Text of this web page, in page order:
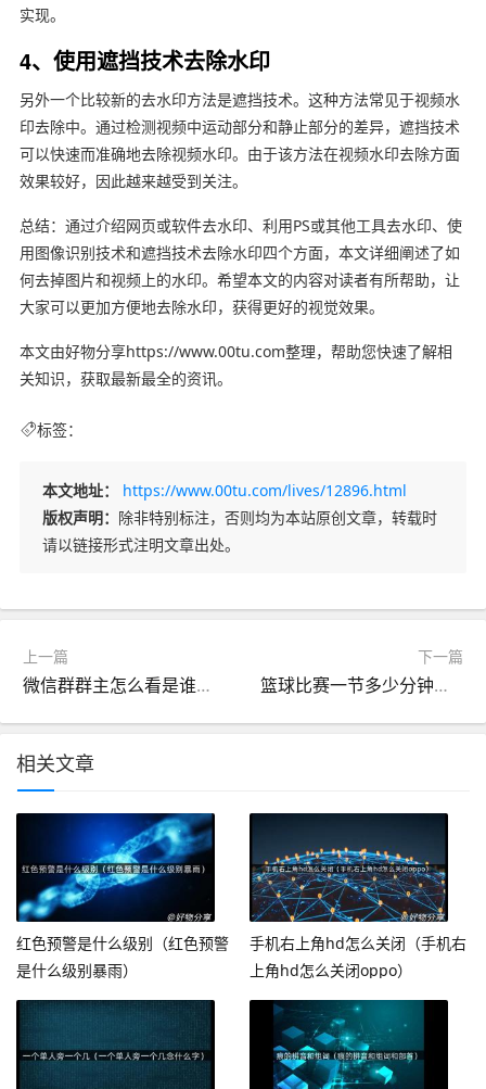
实现。
4、使用遮挡技术去除水印
另外一个比较新的去水印方法是遮挡技术。这种方法常见于视频水
印去除中。通过检测视频中运动部分和静止部分的差异，遮挡技术
可以快速而准确地去除视频水印。由于该方法在视频水印去除方面
效果较好，因此越来越受到关注。
总结：通过介绍网页或软件去水印、利用PS或其他工具去水印、使
用图像识别技术和遮挡技术去除水印四个方面，本文详细阐述了如
何去掉图片和视频上的水印。希望本文的内容对读者有所帮助，让
大家可以更加方便地去除水印，获得更好的视觉效果。
本文由好物分享https://www.00tu.com整理，帮助您快速了解相
关知识，获取最新最全的资讯。
标签：
本文地址：
https://www.00tu.com/lives/12896.html
版权声明： 除非特别标注，否则均为本站原创文章，转载时
请以链接形式注明文章出处。
上一篇
微信群群主怎么看是谁（微信群里群主怎么看是谁）
下一篇
篮球比赛一节多少分钟（篮球多长时间一节）
相关文章
红色预警是什么级别（红色预警
是什么级别暴雨）
手机右上角hd怎么关闭（手机右
上角hd怎么关闭oppo）